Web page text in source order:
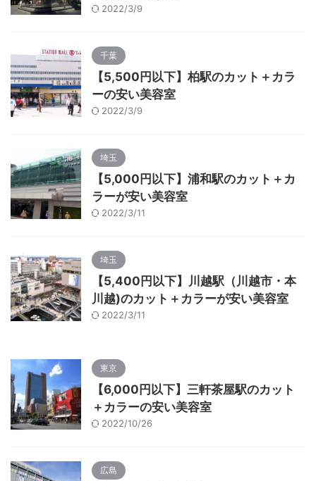
2022/3/9
千葉
【5,500円以下】柏駅のカット＋カラ
ーの安い美容室
2022/3/9
埼玉
【5,000円以下】浦和駅のカット＋カ
ラーが安い美容室
2022/3/11
埼玉
【5,400円以下】川越駅（川越市・本
川越)のカット＋カラーが安い美容室
2022/3/11
東京
【6,000円以下】三軒茶屋駅のカット
＋カラーの安い美容室
2022/10/26
広島